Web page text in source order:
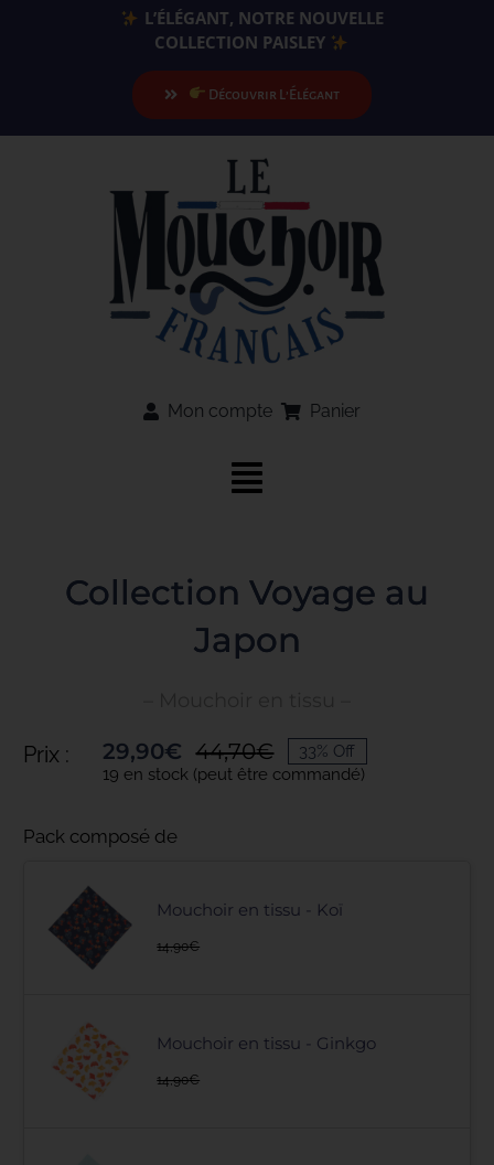
L’ÉLÉGANT, NOTRE NOUVELLE
COLLECTION PAISLEY
Découvrir L’Élégant
Toggle
ACCUEIL
COLLECTIONS
NOS ENGAGEMENTS
BLOG
Mon compte Panier
Collection Voyage au
Japon
Prix : 44,70€Le
29,90€
Le33% Off
19 en stock (peut être commandé)
Pack composé de
Mouchoir en tissu - Koï
14,90€
Mouchoir en tissu - Ginkgo
14,90€